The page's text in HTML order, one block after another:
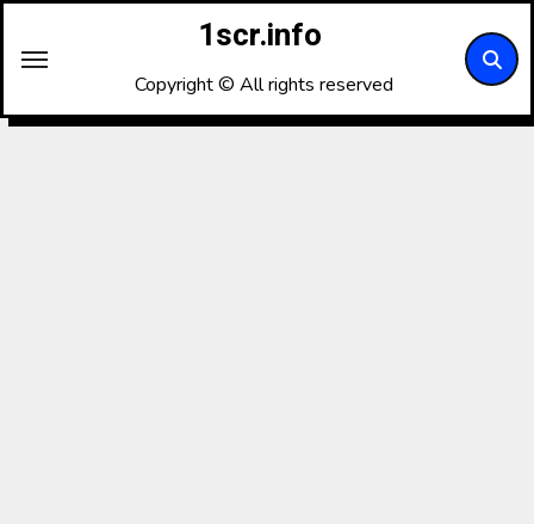
ス
1scr.info
Copyright © All rights reserved